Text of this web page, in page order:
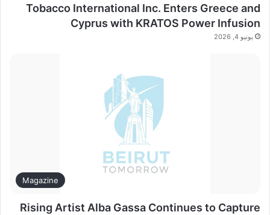
Tobacco International Inc. Enters Greece and
Cyprus with KRATOS Power Infusion
يونيو 4, 2026
Magazine
Rising Artist Alba Gassa Continues to Capture